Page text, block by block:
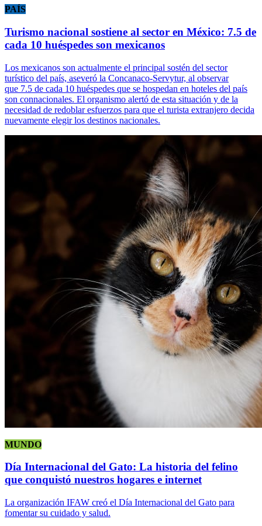
PAÍS
Turismo nacional sostiene al sector en México: 7.5 de
cada 10 huéspedes son mexicanos
Los mexicanos son actualmente el principal sostén del sector
turístico del país, aseveró la Concanaco-Servytur, al observar
que 7.5 de cada 10 huéspedes que se hospedan en hoteles del país
son connacionales. El organismo alertó de esta situación y de la
necesidad de redoblar esfuerzos para que el turista extranjero decida
nuevamente elegir los destinos nacionales.
MUNDO
Día Internacional del Gato: La historia del felino
que conquistó nuestros hogares e internet
La organización IFAW creó el Día Internacional del Gato para
fomentar su cuidado y salud.